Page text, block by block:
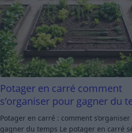
Potager en carré comment
s’organiser pour gagner du
Potager en carré : comment
gagner du temps Le potager en carré